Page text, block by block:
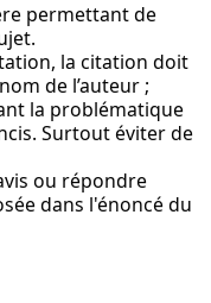
permettant de
la citation doit
de l’auteur ;
la problématique
Surtout éviter de
ou répondre
dans l'énoncé du